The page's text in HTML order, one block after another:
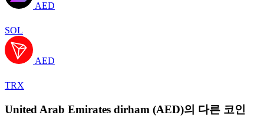
AED
SOL
AED
TRX
United Arab Emirates dirham (AED)의 다른 코인